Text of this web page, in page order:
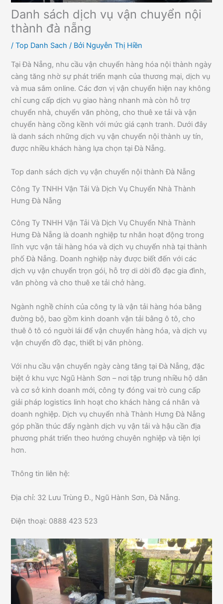
Danh sách dịch vụ vận chuyển nội
thành đà nẵng
/Top Danh Sach / Bởi Nguyễn Thị Hiền
Tại Đà Nẵng, nhu cầu vận chuyển hàng hóa nội thành ngày
càng tăng nhờ sự phát triển mạnh của thương mại, dịch vụ
và mua sắm online. Các đơn vị vận chuyển hiện nay không
chỉ cung cấp dịch vụ giao hàng nhanh mà còn hỗ trợ
chuyển nhà, chuyển văn phòng, cho thuê xe tải và vận
chuyển hàng cồng kềnh với mức giá cạnh tranh. Dưới đây
là danh sách những dịch vụ vận chuyển nội thành uy tín,
được nhiều khách hàng lựa chọn tại Đà Nẵng.
Top danh sách dịch vụ vận chuyển nội thành Đà Nẵng
Công Ty TNHH Vận Tải Và Dịch Vụ Chuyển Nhà Thành
Hưng Đà Nẵng
Công Ty TNHH Vận Tải Và Dịch Vụ Chuyển Nhà Thành
Hưng Đà Nẵng là doanh nghiệp tư nhân hoạt động trong
lĩnh vực vận tải hàng hóa và dịch vụ chuyển nhà tại thành
phố Đà Nẵng. Doanh nghiệp này được biết đến với các
dịch vụ vận chuyển trọn gói, hỗ trợ di dời đồ đạc gia đình,
văn phòng và cho thuê xe tải chở hàng.
Ngành nghề chính của công ty là vận tải hàng hóa bằng
đường bộ, bao gồm kinh doanh vận tải bằng ô tô, cho
thuê ô tô có người lái để vận chuyển hàng hóa, và dịch vụ
vận chuyển đồ đạc, thiết bị văn phòng.
Với nhu cầu vận chuyển ngày càng tăng tại Đà Nẵng, đặc
biệt ở khu vực Ngũ Hành Sơn – nơi tập trung nhiều hộ dân
và cơ sở kinh doanh mới, công ty đóng vai trò cung cấp
giải pháp logistics linh hoạt cho khách hàng cá nhân và
doanh nghiệp. Dịch vụ chuyển nhà Thành Hưng Đà Nẵng
góp phần thúc đẩy ngành dịch vụ vận tải và hậu cần địa
phương phát triển theo hướng chuyên nghiệp và tiện lợi
hơn.
Thông tin liên hệ:
Địa chỉ: 32 Lưu Trùng Đ., Ngũ Hành Sơn, Đà Nẵng.
Điện thoại: 0888 423 523